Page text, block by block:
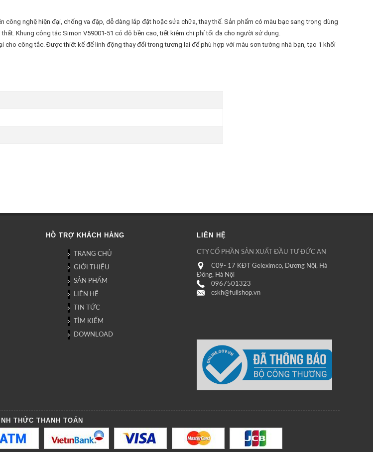
công nghệ hiện đại, chống va đập, dễ dàng lắp đặt hoặc sửa chữa, thay thế. Sản phẩm có màu bạc sang trọng dùng
Khung công tắc Simon V59001-51 có độ bền cao, tiết kiệm chi phí tối đa cho người sử dụng.
cho công tắc. Được thiêt kế để linh động thay đổi trong tương lai để phù hợp với màu sơn tường nhà bạn, tạo 1 khối
HỖ TRỢ KHÁCH HÀNG
TRANG CHỦ
GIỚI THIỆU
SẢN PHẨM
LIÊN HỆ
TIN TỨC
TÌM KIẾM
DOWNLOAD
LIÊN HỆ
CTY CỔ PHẦN SẢN XUẤT ĐẦU TƯ ĐỨC AN
C09- 17 KĐT Geleximco, Dương Nội, Hà
Đông, Hà Nội
0967501323
cskh@fullshop.vn
THỨC THANH TOÁN